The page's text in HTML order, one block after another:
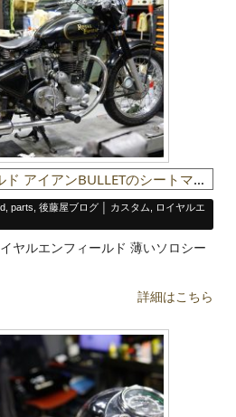
ロイヤルエンフィールド アイアンBULLETのシートマウント加工
, parts 後藤屋ブログ│ カスタム
ロイヤルエ
ルエンフィールド 薄いソロシー
詳細はこちら